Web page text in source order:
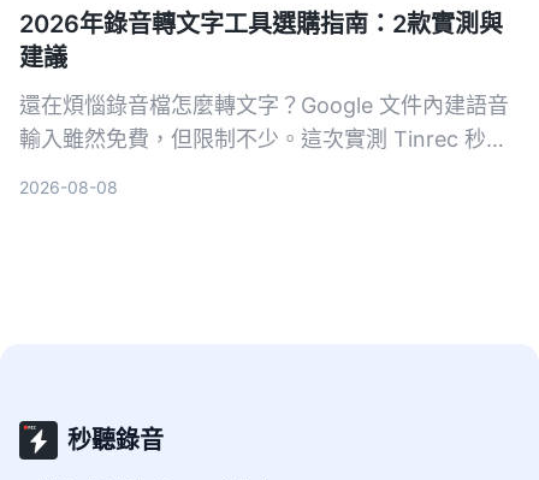
2026年錄音轉文字工具選購指南：2款實測與
建議
還在煩惱錄音檔怎麼轉文字？Google 文件內建語音
輸入雖然免費，但限制不少。這次實測 Tinrec 秒聽
2026-08-08
秒聽錄音